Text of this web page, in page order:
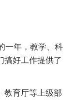
一年，教学、科
搞好工作提供了
教育厅等上级部